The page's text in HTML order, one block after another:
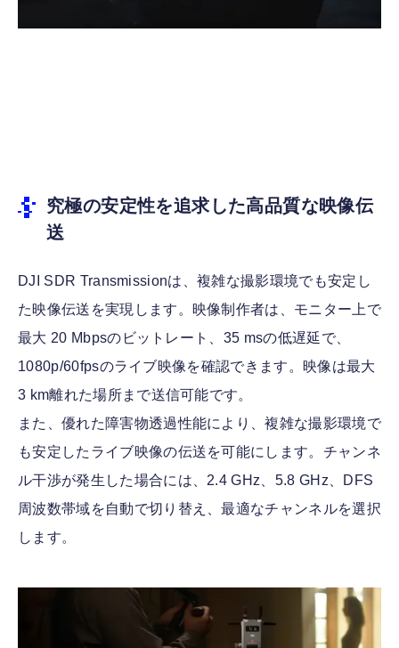
究極の安定性を追求した高品質な映像伝
送
DJI SDR Transmissionは、複雑な撮影環境でも安定し
た映像伝送を実現します。映像制作者は、モニター上で
最大 20 Mbpsのビットレート、35 msの低遅延で、
1080p/60fpsのライブ映像を確認できます。映像は最大
3 km離れた場所まで送信可能です。
また、優れた障害物透過性能により、複雑な撮影環境で
も安定したライブ映像の伝送を可能にします。チャンネ
ル干渉が発生した場合には、2.4 GHz、5.8 GHz、DFS
周波数帯域を自動で切り替え、最適なチャンネルを選択
します。